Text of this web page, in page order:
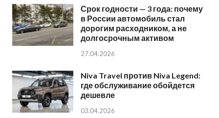
Срок годности — 3 года: почему
в России автомобиль стал
дорогим расходником, а не
долгосрочным активом
27.04.2026
Niva Travel против Niva Legend:
где обслуживание обойдется
дешевле
03.04.2026